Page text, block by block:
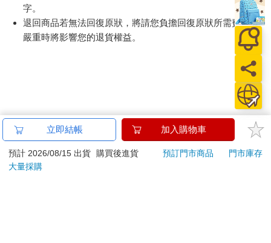
字。
退回商品若無法回復原狀，將請您負擔回復原狀所需費用，
嚴重時將影響您的退貨權益。
立即結帳 加入購物車
預計 2026/08/15 出貨 購買後進貨 預訂門市商品
門市庫存
大量採購